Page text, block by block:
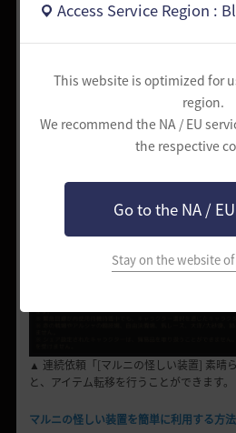
Access Service Region :
This website is optimized for
region.
We recommend the NA / EU
the respective
Go to the NA /
Stay on the website
▲ 連続依頼「[マルニの怪しい装置] 素晴
と、アイテム転移を行うことができます。
マルニの怪しい装置を簡単に利用する方法